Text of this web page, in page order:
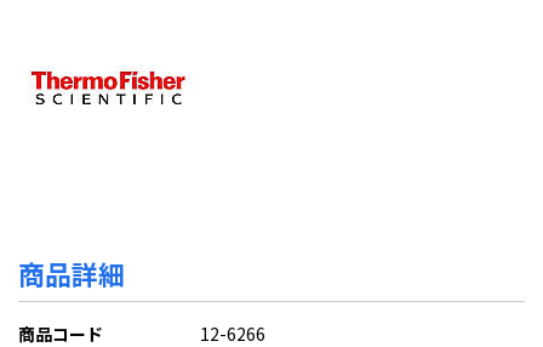
商品詳細
商品コード 12-6266